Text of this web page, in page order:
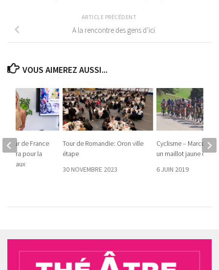
ARTICLE PRÉCÉDENT
A la rencontre des gens d’ici
VOUS AIMEREZ AUSSI...
Tour de Romandie : Oron ville
étape
30 NOVEMBRE 2023
Cyclisme – Marco
un maillot jaune
6 JUIN 2019
Tour de France
pour la
Lavaux